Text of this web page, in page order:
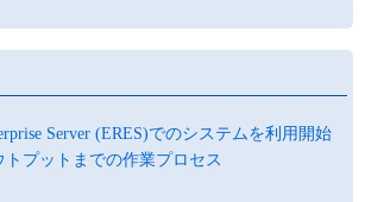
Server (ERES)でのシステムを利用開始
プットまでの作業プロセス